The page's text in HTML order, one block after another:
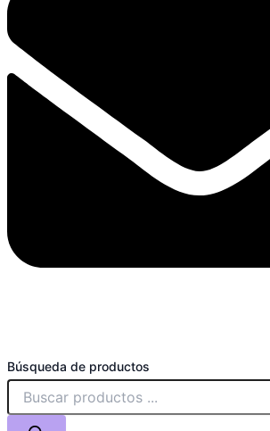
Búsqueda de productos